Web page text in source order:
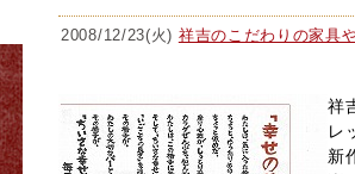
2008/12/23(火) 祥吉のこだわりの家具
祥
レ
新